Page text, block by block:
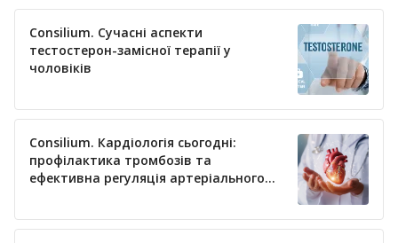
Consilium. Сучасні аспекти
тестостерон-замісної терапії у
чоловіків
Consilium. Кардіологія сьогодні:
профілактика тромбозів та
ефективна регуляція артеріального